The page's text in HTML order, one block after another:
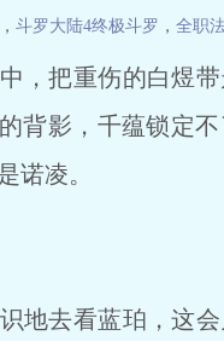
， 斗罗大陆4终极斗罗 ， 全职
，把重伤的白煜带
背影，千蕴锁定
诺凌。
地去看蓝珀，这会